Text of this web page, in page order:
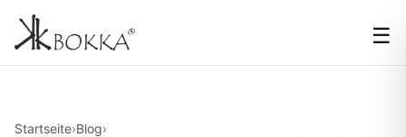
☰
Startseite›Blog›